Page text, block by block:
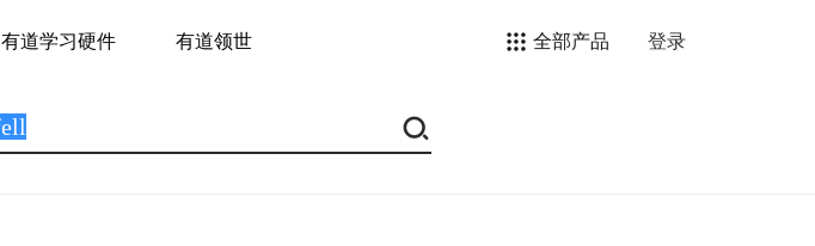
有道学习硬件 有道领世 全部产品 登录